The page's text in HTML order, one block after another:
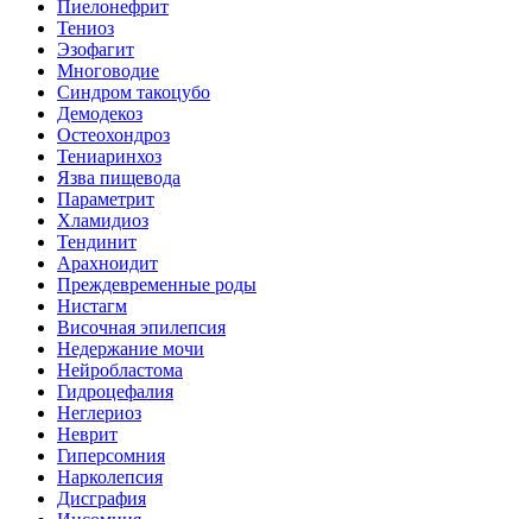
Пиелонефрит
Тениоз
Эзофагит
Многоводие
Синдром такоцубо
Демодекоз
Остеохондроз
Тениаринхоз
Язва пищевода
Параметрит
Хламидиоз
Тендинит
Арахноидит
Преждевременные роды
Нистагм
Височная эпилепсия
Недержание мочи
Нейробластома
Гидроцефалия
Неглериоз
Неврит
Гиперсомния
Нарколепсия
Дисграфия